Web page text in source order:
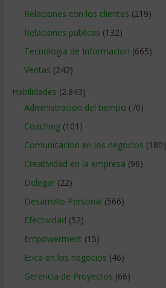
Relaciones con los clientes (219)
Relaciones publicas (132)
Tecnologia de Informacion (665)
Ventas (242)
Habilidades (2.843)
Administracion del tiempo (70)
Coaching(101)
Comunicacion en los negocios (180)
Creatividad en la empresa (96)
Delegar(22)
Desarrollo Personal (566)
Efectividad (52)
Empowerment (15)
Etica en los negocios (46)
Gerencia de Proyectos (66)